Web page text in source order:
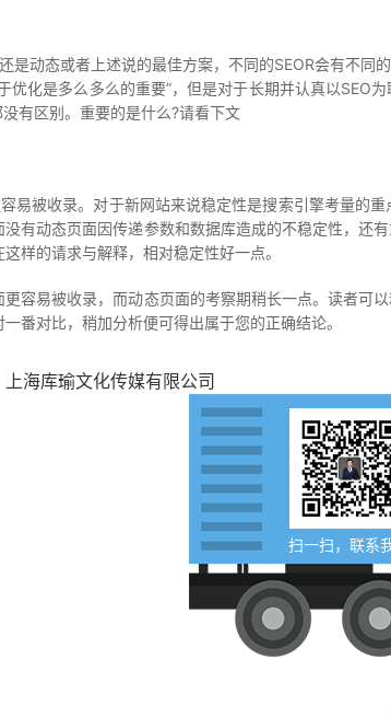
是动态或者上述说的最佳方案，不同的SEOR会有不
优化是多么多么的重要”，但是对于长期并认真以SEO
有区别。重要的是什么?请看下文
易被收录。对于新网站来说稳定性是搜索引擎考量的
有动态页面因传递参数和数据库造成的不稳定性，还
样的请求与解释，相对稳定性好一点。
更容易被收录，而动态页面的考察期稍长一点。读者可
番对比，稍加分析便可得出属于您的正确结论。
上海库瑜文化传媒有限公司
扫一扫，联系